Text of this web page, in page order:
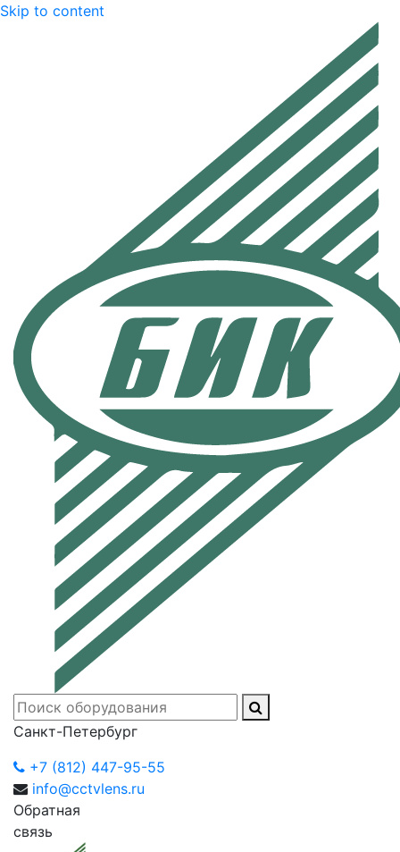
Skip to content
Санкт-Петербург
+7 (812) 447-95-55
info@cctvlens.ru
Обратная
связь